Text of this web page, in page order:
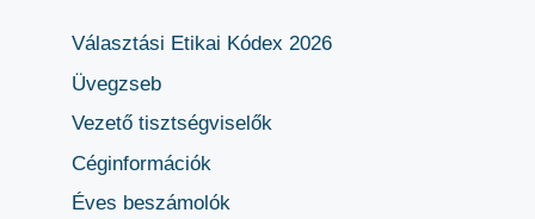
Választási Etikai Kódex 2026
Üvegzseb
Vezető tisztségviselők
Céginformációk
Éves beszámolók